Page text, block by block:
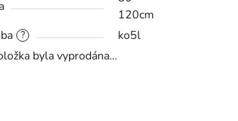
120cm
?
ko5l
byla vyprodána…